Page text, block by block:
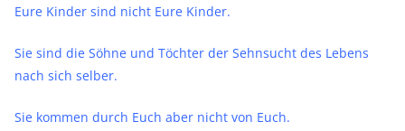
Eure Kinder sind nicht Eure Kinder.
Sie sind die Söhne und Töchter der Sehnsucht des Lebens
nach sich selber.
Sie kommen durch Euch aber nicht von Euch.